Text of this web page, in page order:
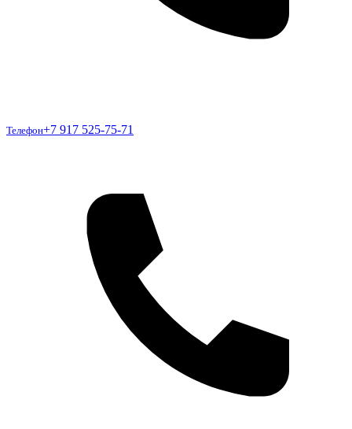
Телефон
Телефон+7 917 525-75-71